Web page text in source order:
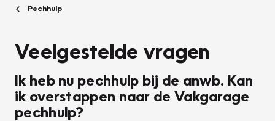
Pechhulp
Veelgestelde vragen
Ik heb nu pechhulp bij de anwb. Kan
ik overstappen naar de Vakgarage
pechhulp?